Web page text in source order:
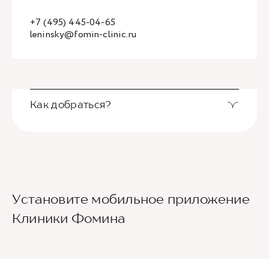
leninsky@fomin-clinic.ru
+7 (495) 445-04-65
Как добраться?
второй вестибюль, далее направо. По улице
Новаторов движемся прямо, спускаемся по
лестнице и идем вдоль школ (путь лежит между
Установите мобильное приложение
Клиники Фомина